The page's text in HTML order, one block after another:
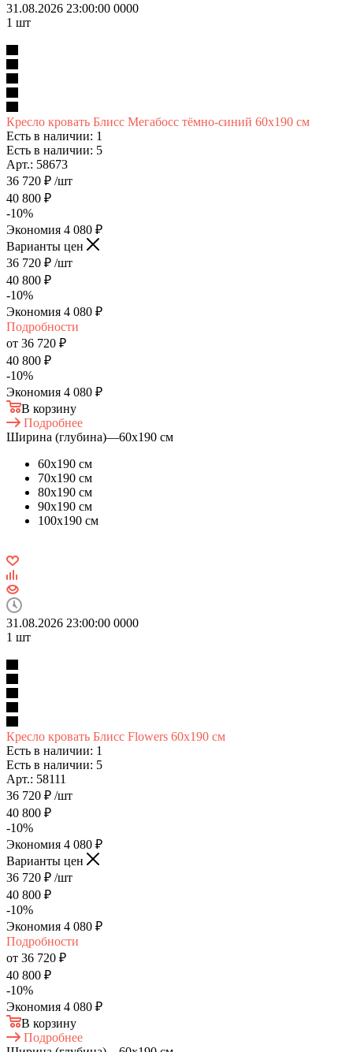
31.08.2026 23:00:00 0000
1 шт
Кресло кровать Блисс Мегабосс тёмно-синий 60х190 см
Есть в наличии: 1
Есть в наличии: 5
Арт.: 58673
36 720 ₽ /шт
40 800 ₽
-10%
Экономия 4 080 ₽
Варианты цен
36 720 ₽ /шт
40 800 ₽
-10%
Экономия 4 080 ₽
Подробности
от 36 720 ₽
40 800 ₽
-10%
Экономия 4 080 ₽
В корзину
Подробнее
Ширина (глубина)—60х190 см
60х190 см
70х190 см
80х190 см
90х190 см
100х190 см
31.08.2026 23:00:00 0000
1 шт
Кресло кровать Блисс Flowers 60х190 см
Есть в наличии: 1
Есть в наличии: 5
Арт.: 58111
36 720 ₽ /шт
40 800 ₽
-10%
Экономия 4 080 ₽
Варианты цен
36 720 ₽ /шт
40 800 ₽
-10%
Экономия 4 080 ₽
Подробности
от 36 720 ₽
40 800 ₽
-10%
Экономия 4 080 ₽
В корзину
Подробнее